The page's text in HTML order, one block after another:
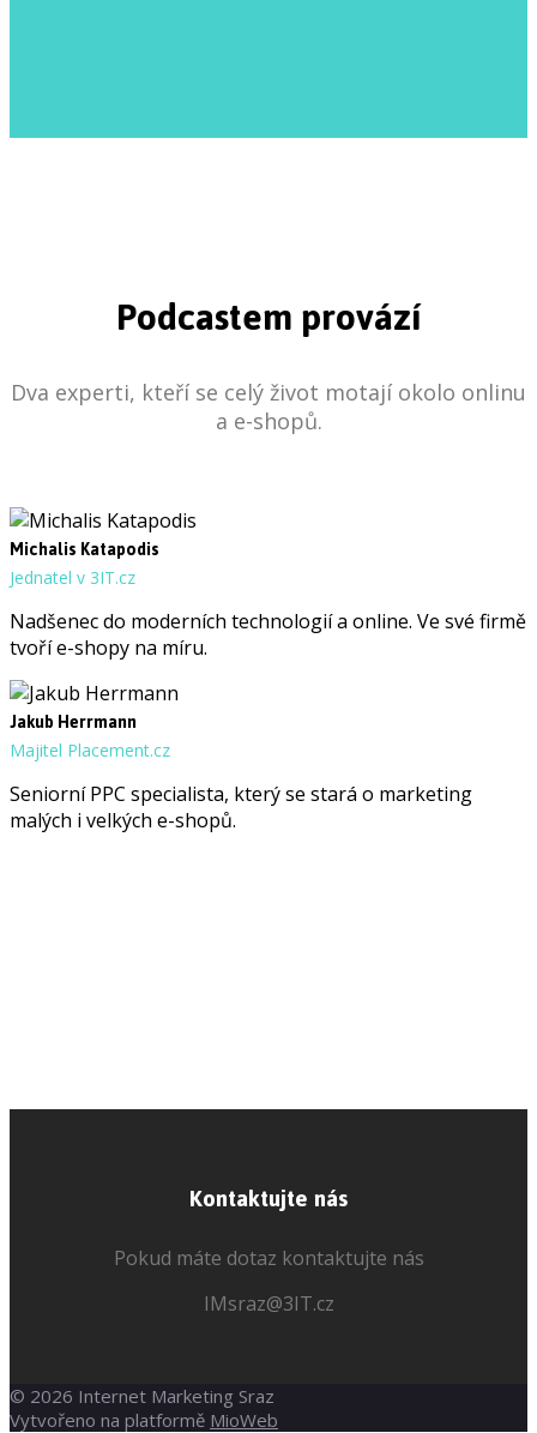
Podcastem provází
Dva experti, kteří se celý život motají okolo onlinu
a e-shopů.
Michalis Katapodis
Jednatel v 3IT.cz
Nadšenec do moderních technologií a online. Ve své firmě
tvoří e-shopy na míru.
Jakub Herrmann
Majitel Placement.cz
Seniorní PPC specialista, který se stará o marketing
malých i velkých e-shopů.
Kontaktujte nás
Pokud máte dotaz kontaktujte nás
IMsraz@3IT.cz
© 2026 Internet Marketing Sraz
Vytvořeno na platformě MioWeb